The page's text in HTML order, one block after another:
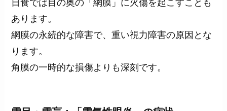
日食では目の奥の「網膜」に火傷を起こすことも
あります。
網膜の永続的な障害で、重い視力障害の原因とな
ります。
角膜の一時的な損傷よりも深刻です。